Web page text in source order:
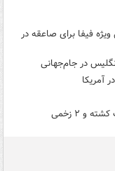
فیفا برای صاعقه در
آمریکا
و ۲ زخمی